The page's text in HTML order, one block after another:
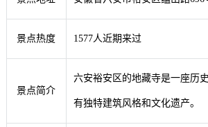
景点热度 1577人近期来过
景点简介
六安裕安区的地藏寺是一座历
有独特建筑风格和文化遗产。